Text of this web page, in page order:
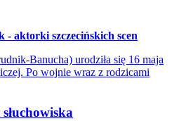
aktorki szczecińskich scen
Banucha) urodziła się 16 maja
Po wojnie wraz z rodzicami